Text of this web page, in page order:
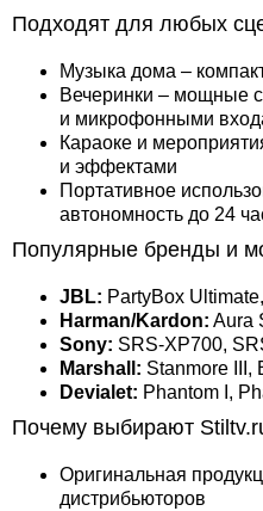
Подходят для любых
Музыка дома –
Вечеринки – мощные
и микрофонными
Караоке и
и эффектами
Портативное
автономность до 24
Популярные бренды и
JBL: PartyBox
Harman/Kardon: Aura
Sony: SRS-XP700,
Marshall: Stanmore III,
Devialet: Phantom I,
Почему выбирают
Оригинальная
дистрибьюторов